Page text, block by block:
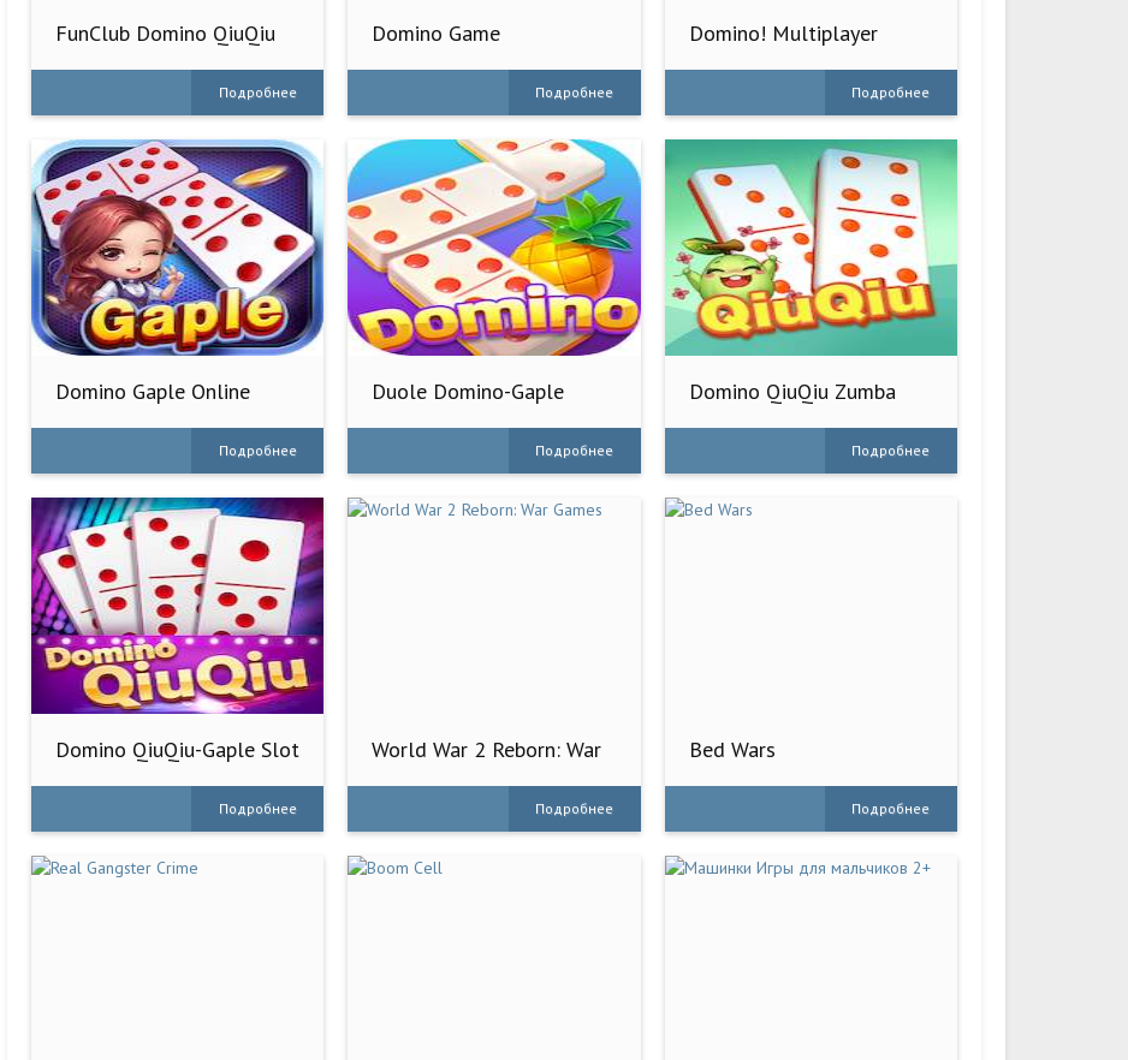
FunClub Domino QiuQiu
Подробнее
Domino Game
Подробнее
Domino! Multiplayer
Подробнее
Domino Gaple Online
Подробнее
Duole Domino-Gaple
Подробнее
Domino QiuQiu Zumba
Подробнее
Domino QiuQiu-Gaple Slot
Подробнее
World War 2 Reborn: War
Подробнее
Bed Wars
Подробнее